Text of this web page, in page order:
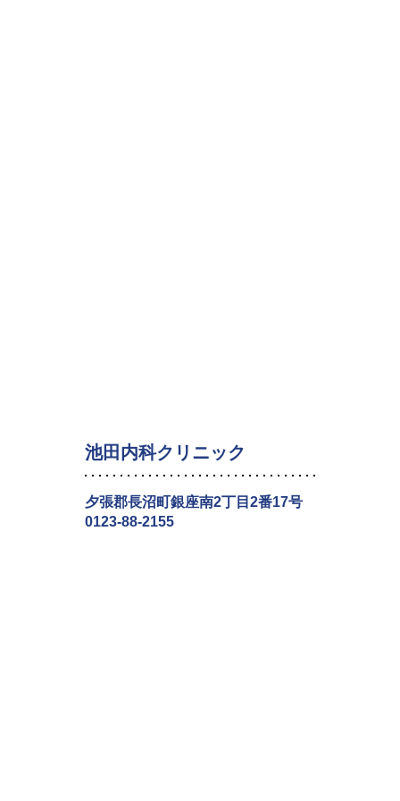
池田内科クリニック
夕張郡長沼町銀座南2丁目2番17号
0123-88-2155